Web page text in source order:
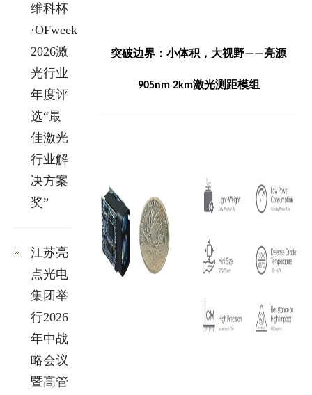
维科杯
·OFweek
2026激
光行业
年度评
选“最
佳激光
行业解
决方案
奖”
江苏亮
点光电
集团举
行2026
年中战
略会议
暨高管
突破边界：小体积，大视野——亮源
905nm 2km激光测距模组